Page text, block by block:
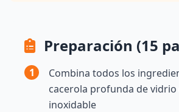
Preparación (15
1
Combina todos los
cacerola profunda de vidrio
inoxidable